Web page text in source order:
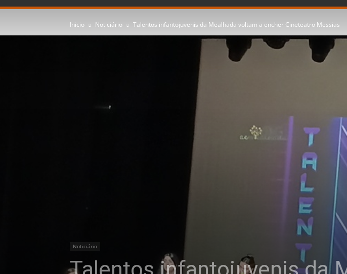
Inicio Noticiário Talentos infantojuvenis da Mealhada voltam a encher Cineteatro Messias
Noticiário